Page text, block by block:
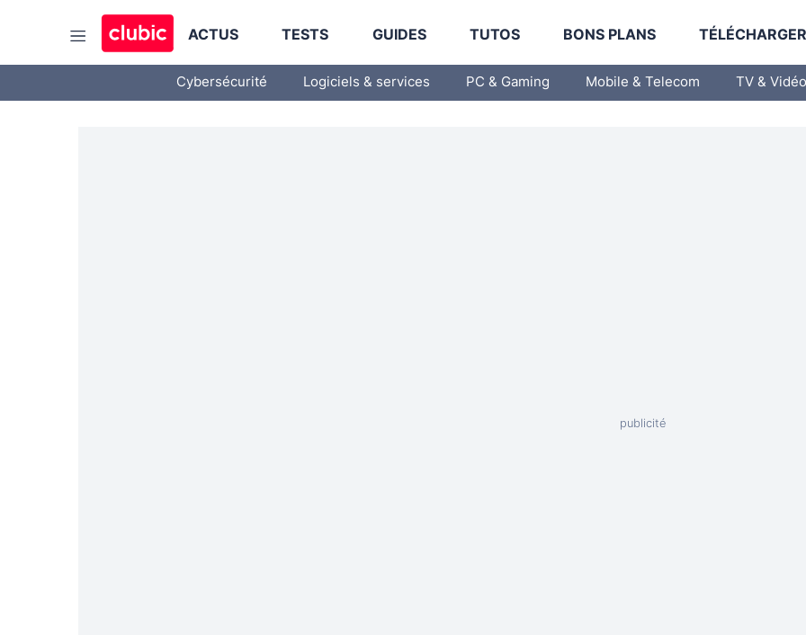
ACTUS TESTS GUIDES TUTOS BONS PLANS
Cybersécurité Logiciels & services PC & Gaming Mobile & Telecom TV & Vidéo